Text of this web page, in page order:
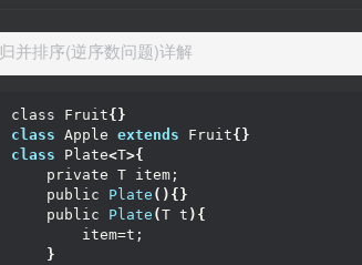
归并排序(逆序数问题)详解
class Fruit{}
class Apple extends Fruit{}
class Plate<T>{
    private T item;
    public
Plate (){}
    public
Plate (T t ){
        item=t;
}